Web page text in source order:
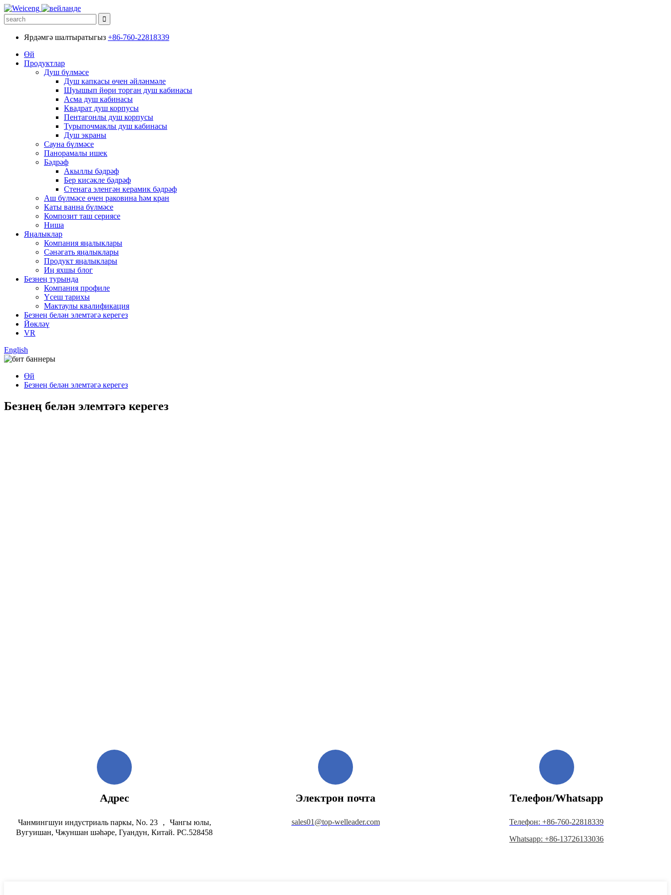
Ярдәмгә шалтыратыгыз +86-760-22818339
Өй
Продуктлар
Душ бүлмәсе
Душ капкасы өчен әйләнмәле
Шуышып йөри торган душ кабинасы
Асма душ кабинасы
Квадрат душ корпусы
Пентагонлы душ корпусы
Турыпочмаклы душ кабинасы
Душ экраны
Сауна бүлмәсе
Панорамалы ишек
Бәдрәф
Акыллы бәдрәф
Бер кисәкле бәдрәф
Стенага эленгән керамик бәдрәф
Аш бүлмәсе өчен раковина һәм кран
Каты ванна бүлмәсе
Композит таш сериясе
Ниша
Яңалыклар
Компания яңалыклары
Сәнәгать яңалыклары
Продукт яңалыклары
Иң яхшы блог
Безнең турында
Компания профиле
Үсеш тарихы
Мактаулы квалификация
Безнең белән элемтәгә керегез
Йөкләү
VR
English
Өй
Безнең белән элемтәгә керегез
Безнең белән элемтәгә керегез
Адрес
Чанмингшуи индустриаль паркы, No. 23 ， Чангы юлы,
Вугуишан, Чжуншан шәһәре, Гуандун, Китай. PC.528458
Электрон почта
sales01@top-welleader.com
Телефон/Whatsapp
Телефон: +86-760-22818339
Whatsapp: +86-13726133036